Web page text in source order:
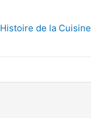
Histoire de la Cuisine